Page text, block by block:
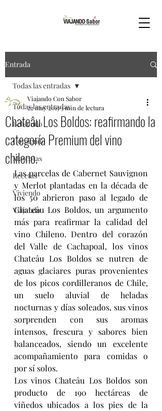
Entrada
Todas las entradas
Bebiendo
Comiendo
Mascotas
Recetas
Viviendo
Viajando
Todas las entradas
Chateâu Los Boldos: reafirmando la
categoría Premium del vino
chileno.
Viajando Con Sabor
22 may 20153 min de lectura
Las parcelas de Cabernet Sauvignon
y Merlot plantadas en la década de
los 50 abrieron paso al legado de
Chateâu Los Boldos, un argumento
más para reafirmar la calidad del
vino Chileno. Dentro del corazón
del Valle de Cachapoal, los vinos
Chateâu Los Boldos se nutren de
aguas glaciares puras provenientes
de los picos cordilleranos de Chile,
un suelo aluvial de heladas
nocturnas y días soleados, sus vinos
sorprenden con sus aromas
intensos, frescura y sabores bien
balanceados, siendo un excelente
acompañamiento para comidas o
por sí solos.
Los vinos Chateâu Los Boldos son
producto de 190 hectáreas de
viñedos ubicados a los pies de la